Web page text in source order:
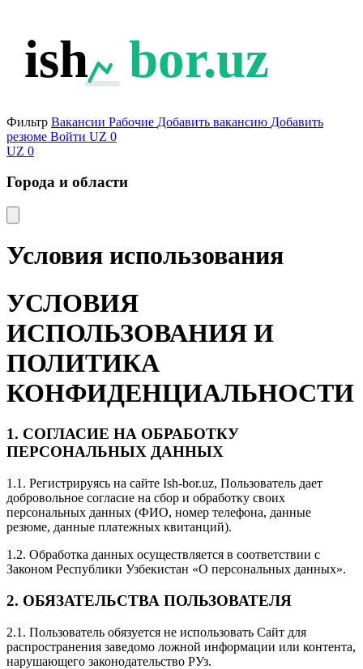
ish bor.uz
Фильтр Вакансии Рабочие Добавить вакансию Добавить
резюме Войти UZ 0
UZ 0
Города и области
Условия использования
УСЛОВИЯ
ИСПОЛЬЗОВАНИЯ И
ПОЛИТИКА
КОНФИДЕНЦИАЛЬНОСТИ
1. СОГЛАСИЕ НА ОБРАБОТКУ
ПЕРСОНАЛЬНЫХ ДАННЫХ
1.1. Регистрируясь на сайте Ish-bor.uz, Пользователь дает
добровольное согласие на сбор и обработку своих
персональных данных (ФИО, номер телефона, данные
резюме, данные платежных квитанций).
1.2. Обработка данных осуществляется в соответствии с
Законом Республики Узбекистан «О персональных данных».
2. ОБЯЗАТЕЛЬСТВА ПОЛЬЗОВАТЕЛЯ
2.1. Пользователь обязуется не использовать Сайт для
распространения заведомо ложной информации или контента,
нарушающего законодательство РУз.